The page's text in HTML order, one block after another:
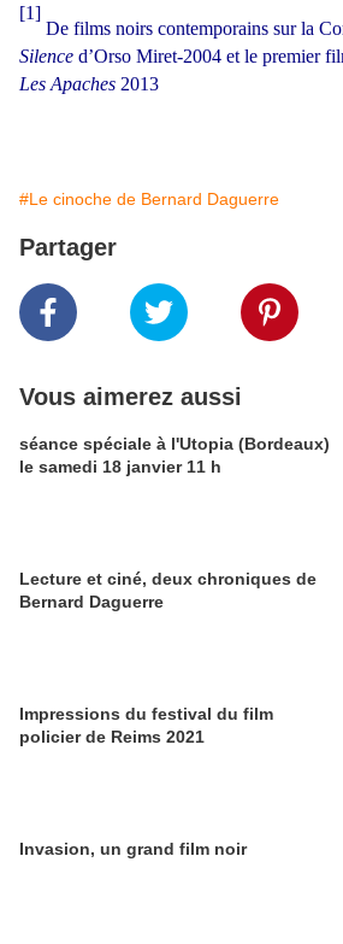
[1]
De films noirs contemporains sur la
Silence d’Orso Miret-2004 et le premier
Les Apaches 2013
#Le cinoche de Bernard Daguerre
Partager
Vous aimerez aussi
séance spéciale à l'Utopia (Bordeaux)
le samedi 18 janvier 11 h
Lecture et ciné, deux chroniques de
Bernard Daguerre
Impressions du festival du film
policier de Reims 2021
Invasion, un grand film noir